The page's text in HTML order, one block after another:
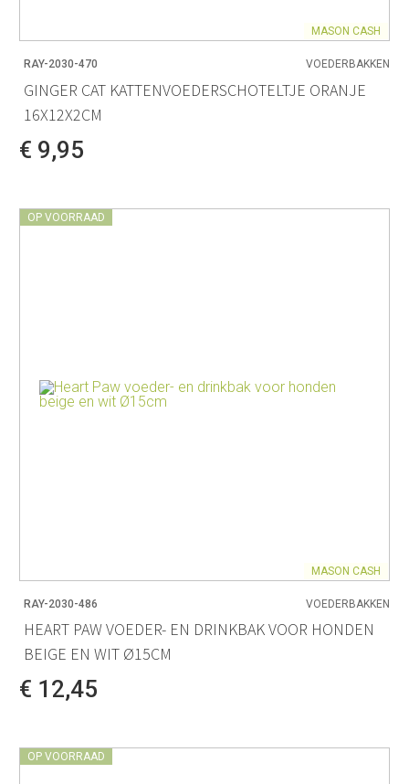
MASON CASH
RAY-2030-470 VOEDERBAKKEN
GINGER CAT KATTENVOEDERSCHOTELTJE ORANJE
16X12X2CM
€ 9,95
OP VOORRAAD
MASON CASH
RAY-2030-486 VOEDERBAKKEN
HEART PAW VOEDER- EN DRINKBAK VOOR HONDEN
BEIGE EN WIT Ø15CM
€ 12,45
OP VOORRAAD